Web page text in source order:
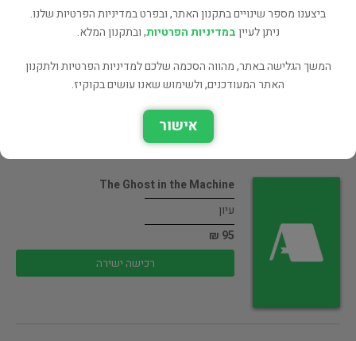
Thirteenth Tribe: Khazar Empire and Its…
תולדות היהודים
45 ₪
רכישה ישירה
The Ghost in the Machine
עיון
95 ₪
רכישה ישירה
ביצענו מספר שינויים בתקנון האתר, ובפרט במדיניות הפרטיות שלנו.
ניתן לעייןבמדיניות הפרטיות, ובתקנון המלא.
המשך הגלישה באתר, מהווה הסכמה שלכם למדיניות הפרטיות ולתקנון
האתר המעודכנים, ולשימוש שאנו עושים בקוקיז.
אישור